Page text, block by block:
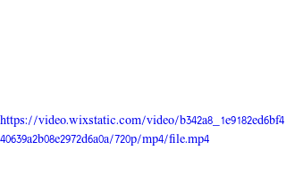
https://video.wixstatic.com/video/b342a8_1e9182ed6bf4
40639a2b08e2972d6a0a/720p/mp4/file.mp4